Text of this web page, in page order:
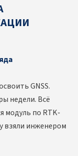
GNSS.
недели. Всё
модуль по RTK-
взяли инженером